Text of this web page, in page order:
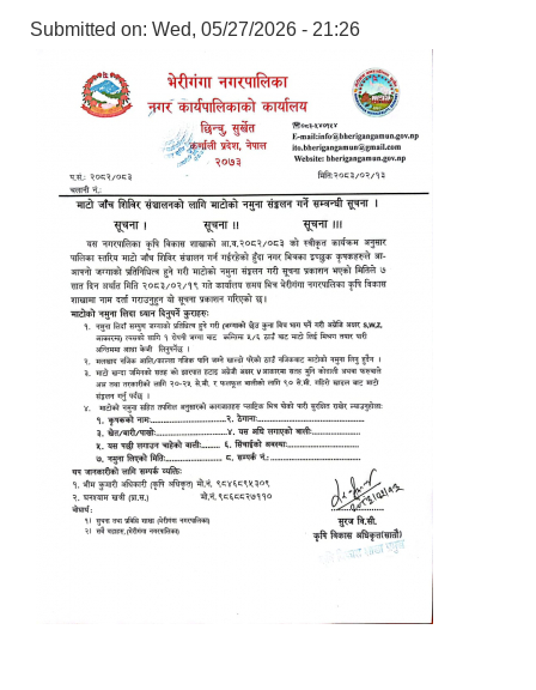
Submitted on: Wed, 05/27/2026 - 21:26